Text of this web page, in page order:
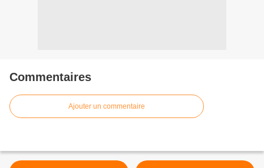
Commentaires
Ajouter un commentaire